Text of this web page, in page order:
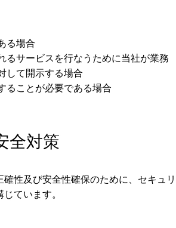
る場合
るサービスを行なうために当社が業務
して開示する場合
ることが必要である場合
全対策
性及び安全性確保のために、セキュリ
ています。